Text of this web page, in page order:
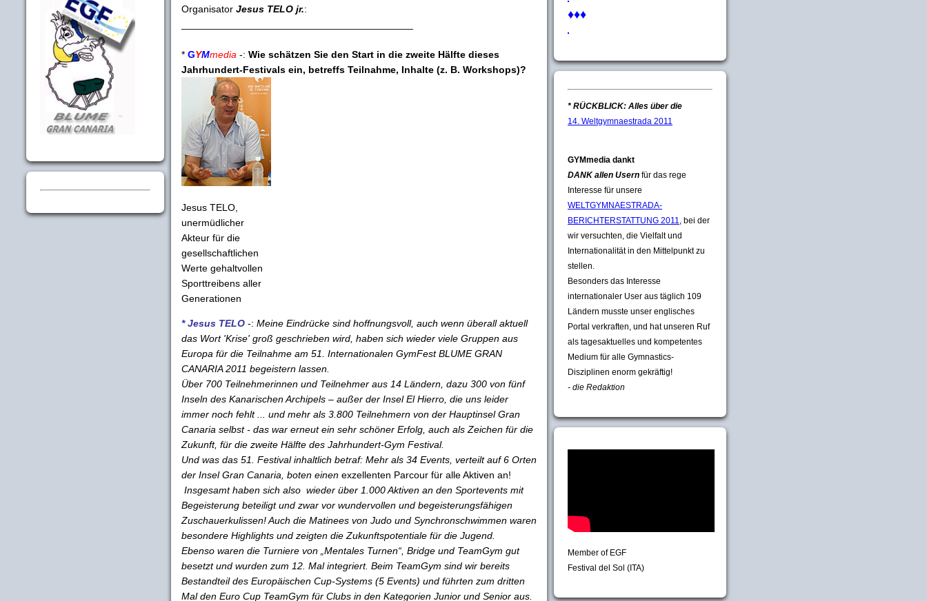
Organisator Jesus TELO jr.:
* GYMmedia -: Wie schätzen Sie den Start in die zweite Hälfte dieses
Jahrhundert-Festivals ein, betreffs Teilnahme, Inhalte (z. B. Workshops)?
Jesus TELO,
unermüdlicher
Akteur für die
gesellschaftlichen
Werte gehaltvollen
Sporttreibens aller
Generationen
* Jesus TELO -: Meine Eindrücke sind hoffnungsvoll, auch wenn überall aktuell
das Wort 'Krise' groß geschrieben wird, haben sich wieder viele Gruppen aus
Europa für die Teilnahme am 51. Internationalen GymFest BLUME GRAN
CANARIA 2011 begeistern lassen.
Über 700 Teilnehmerinnen und Teilnehmer aus 14 Ländern, dazu 300 von fünf
Inseln des Kanarischen Archipels – außer der Insel El Hierro, die uns leider
immer noch fehlt ... und mehr als 3.800 Teilnehmern von der Hauptinsel Gran
Canaria selbst - das war erneut ein sehr schöner Erfolg, auch als Zeichen für die
Zukunft, für die zweite Hälfte des Jahrhundert-Gym Festival.
Und was das 51. Festival inhaltlich betraf: Mehr als 34 Events, verteilt auf 6 Orten
der Insel Gran Canaria, boten einen exzellenten Parcour für alle Aktiven an!
Insgesamt haben sich also wieder über 1.000 Aktiven an den Sportevents mit
Begeisterung beteiligt und zwar vor wundervollen und begeisterungsfähigen
Zuschauerkulissen! Auch die Matinees von Judo und Synchronschwimmen waren
besondere Highlights und zeigten die Zukunftspotentiale für die Jugend.
Ebenso waren die Turniere von „Mentales Turnen“, Bridge und TeamGym gut
besetzt und wurden zum 12. Mal integriert. Beim TeamGym sind wir bereits
Bestandteil des Europäischen Cup-Systems (5 Events) und führten zum dritten
Mal den Euro Cup TeamGym für Clubs in den Kategorien Junior und Senior aus.
♦♦♦
* RÜCKBLICK: Alles über die
14. Weltgymnaestrada 2011
GYMmedia dankt
DANK allen Usern für das rege
Interesse für unsere
WELTGYMNAESTRADA-
BERICHTERSTATTUNG 2011, bei der
wir versuchten, die Vielfalt und
Internationalität in den Mittelpunkt zu
stellen.
Besonders das Interesse
internationaler User aus täglich 109
Ländern musste unser englisches
Portal verkraften, und hat unseren Ruf
als tagesaktuelles und kompetentes
Medium für alle Gymnastics-
Disziplinen enorm gekräftig!
- die Redaktion
Member of EGF
Festival del Sol (ITA)